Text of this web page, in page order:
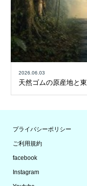
2026.06.03
天然ゴムの原産地と
プライバシーポリシー
ご利用規約
facebook
Instagram